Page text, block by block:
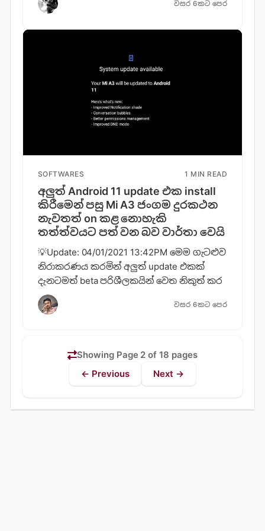
වසර 6කට පෙර
SOFTWARES 1 MIN READ
අලුත් Android 11 update එක install
කිරීමෙන් පසු Mi A3 ජංගම දුරකථන
නැවතත් on කළ නොහැකි
තත්ත්වයට පත් වන බව වාර්තා වෙයි
💡Update: 04/01/2021 13:42PM මෙම ගැටළුව
නිරාකරණය කරමින් අලුත් update එකක්
දැනටමත් beta පරිශීලකයින් වෙත නිකුත් කර
වසර 6කට පෙර
Showing Page 2 of 18 pages
← Previous
Next →